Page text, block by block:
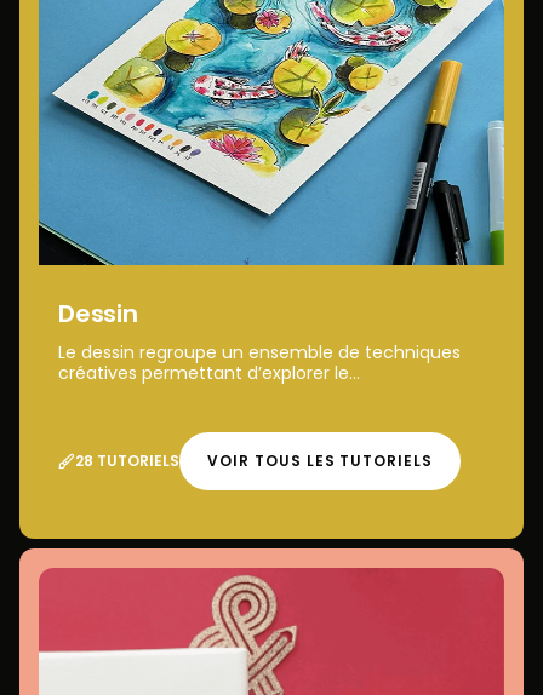
Dessin
Le dessin regroupe un ensemble de techniques
créatives permettant d’explorer le...
28 TUTORIELS VOIR TOUS LES TUTORIELS